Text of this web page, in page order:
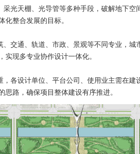
采光天棚、光导管等多种手段，破解地下
化整合发展的目标。
、交通、轨道、市政、景观等不同专业，
实现多专业协作设计一体化。
，各设计单位、平台公司、使用业主需在
思路，确保项目整体建设有序推进。